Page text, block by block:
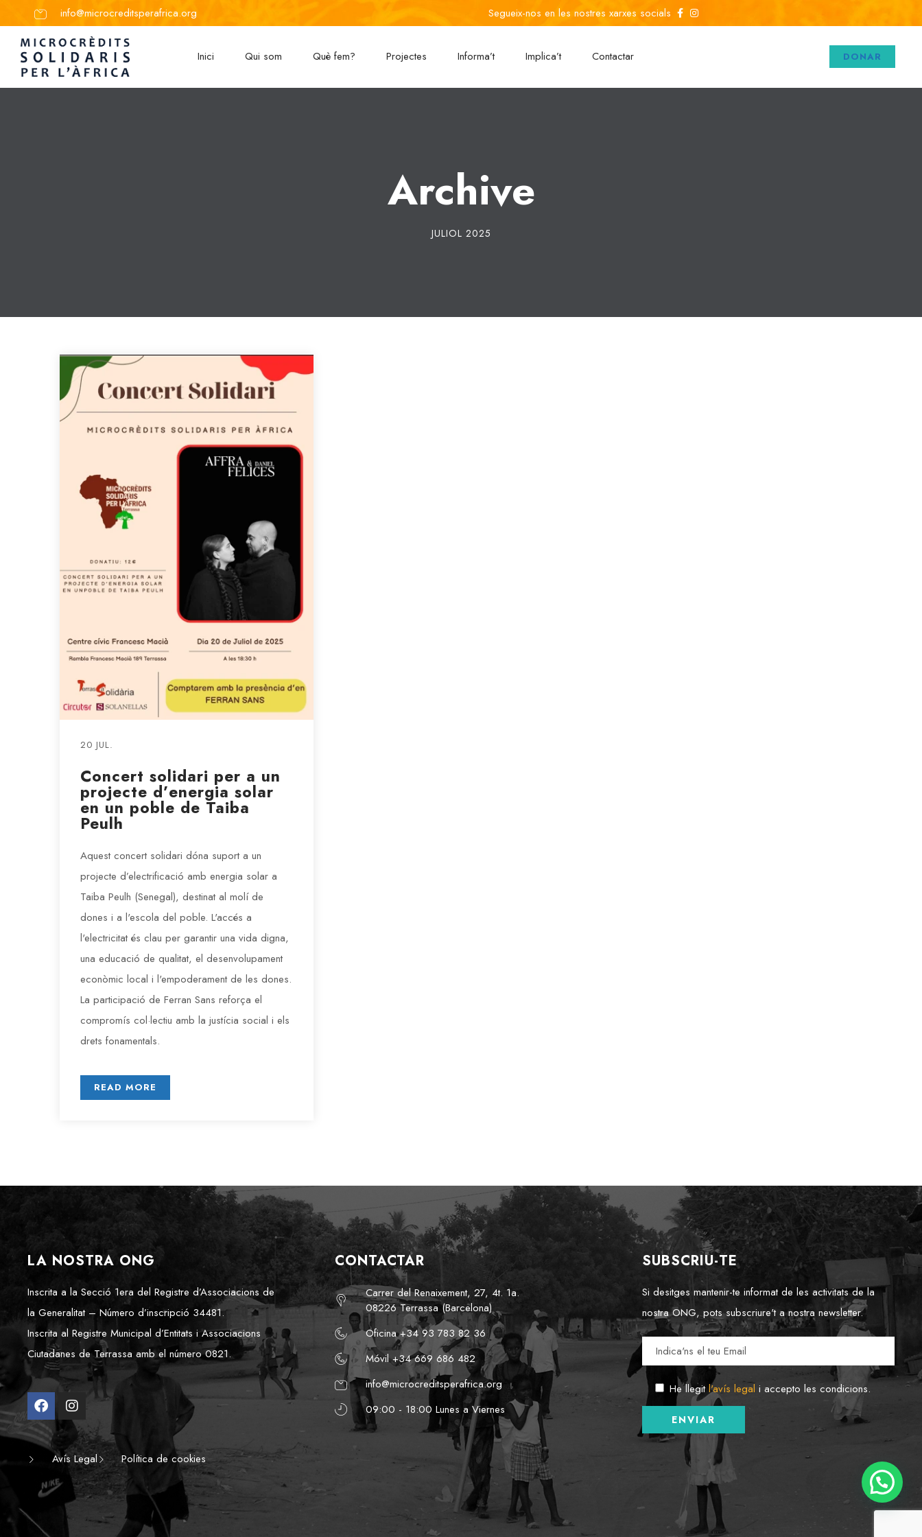
info@microcreditsperafrica.org Segueix-nos en les nostres xarxes socials
Inici Qui som Què fem? Projectes Informa’t Implica’t Contactar DONAR
Archive
JULIOL 2025
20 JUL.
Concert solidari per a un
projecte d’energia solar
en un poble de Taiba
Peulh
Aquest concert solidari dóna suport a un
projecte d’electrificació amb energia solar a
Taiba Peulh (Senegal), destinat al molí de
dones i a l'escola del poble. L'accés a
l'electricitat és clau per garantir una vida digna,
una educació de qualitat, el desenvolupament
econòmic local i l'empoderament de les dones.
La participació de Ferran Sans reforça el
compromís col·lectiu amb la justícia social i els
drets fonamentals.
READ MORE
LA NOSTRA ONG
Inscrita a la Secció 1era del Registre d’Associacions de
la Generalitat – Número d’inscripció 34481.
Inscrita al Registre Municipal d’Entitats i Associacions
Ciutadanes de Terrassa amb el número 0821.
Avís Legal Política de cookies
CONTACTAR
Carrer del Renaixement, 27, 4t. 1a.
08226 Terrassa (Barcelona)
Oficina +34 93 783 82 36
Móvil +34 669 686 482
info@microcreditsperafrica.org
09:00 - 18:00 Lunes a Viernes
SUBSCRIU-TE
Si desitges mantenir-te informat de les activitats de la
nostra ONG, pots subscriure't a nostra newsletter.
He llegitl'avís legal i accepto les condicions.